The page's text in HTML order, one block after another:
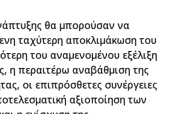
θα μπορούσαν να
ταχύτερη αποκλιμάκωση του
του αναμενομένου εξέλιξη
η περαιτέρω αναβάθμιση της
οι επιπρόσθετες συνέργειες
αξιοποίηση των